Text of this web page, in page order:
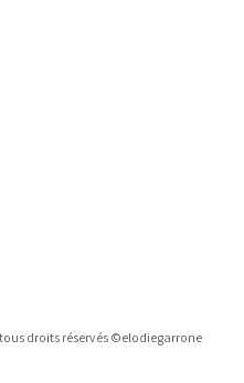
droits réservés ©elodiegarrone